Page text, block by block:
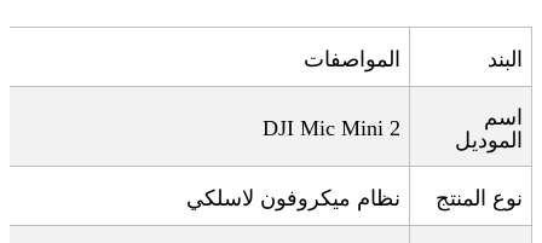
البند المواصفات
اسم
الموديل
DJI Mic Mini 2
نوع المنتج نظام ميكروفون لاسلكي